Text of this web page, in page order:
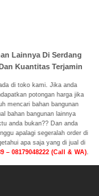
Lainnya Di Serdang
Kuantitas Terjamin
di toko kami. Jika anda
potongan harga jika
mencari bahan bangunan
bahan bangunan lainnya
anda bukan?? Dan anda
apalagi segeralah order di
apa saja yang di jual di
– 08179048222 (Call & WA)